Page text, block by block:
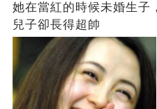
她在當紅的時候未婚生子
兒子卻長得超帥